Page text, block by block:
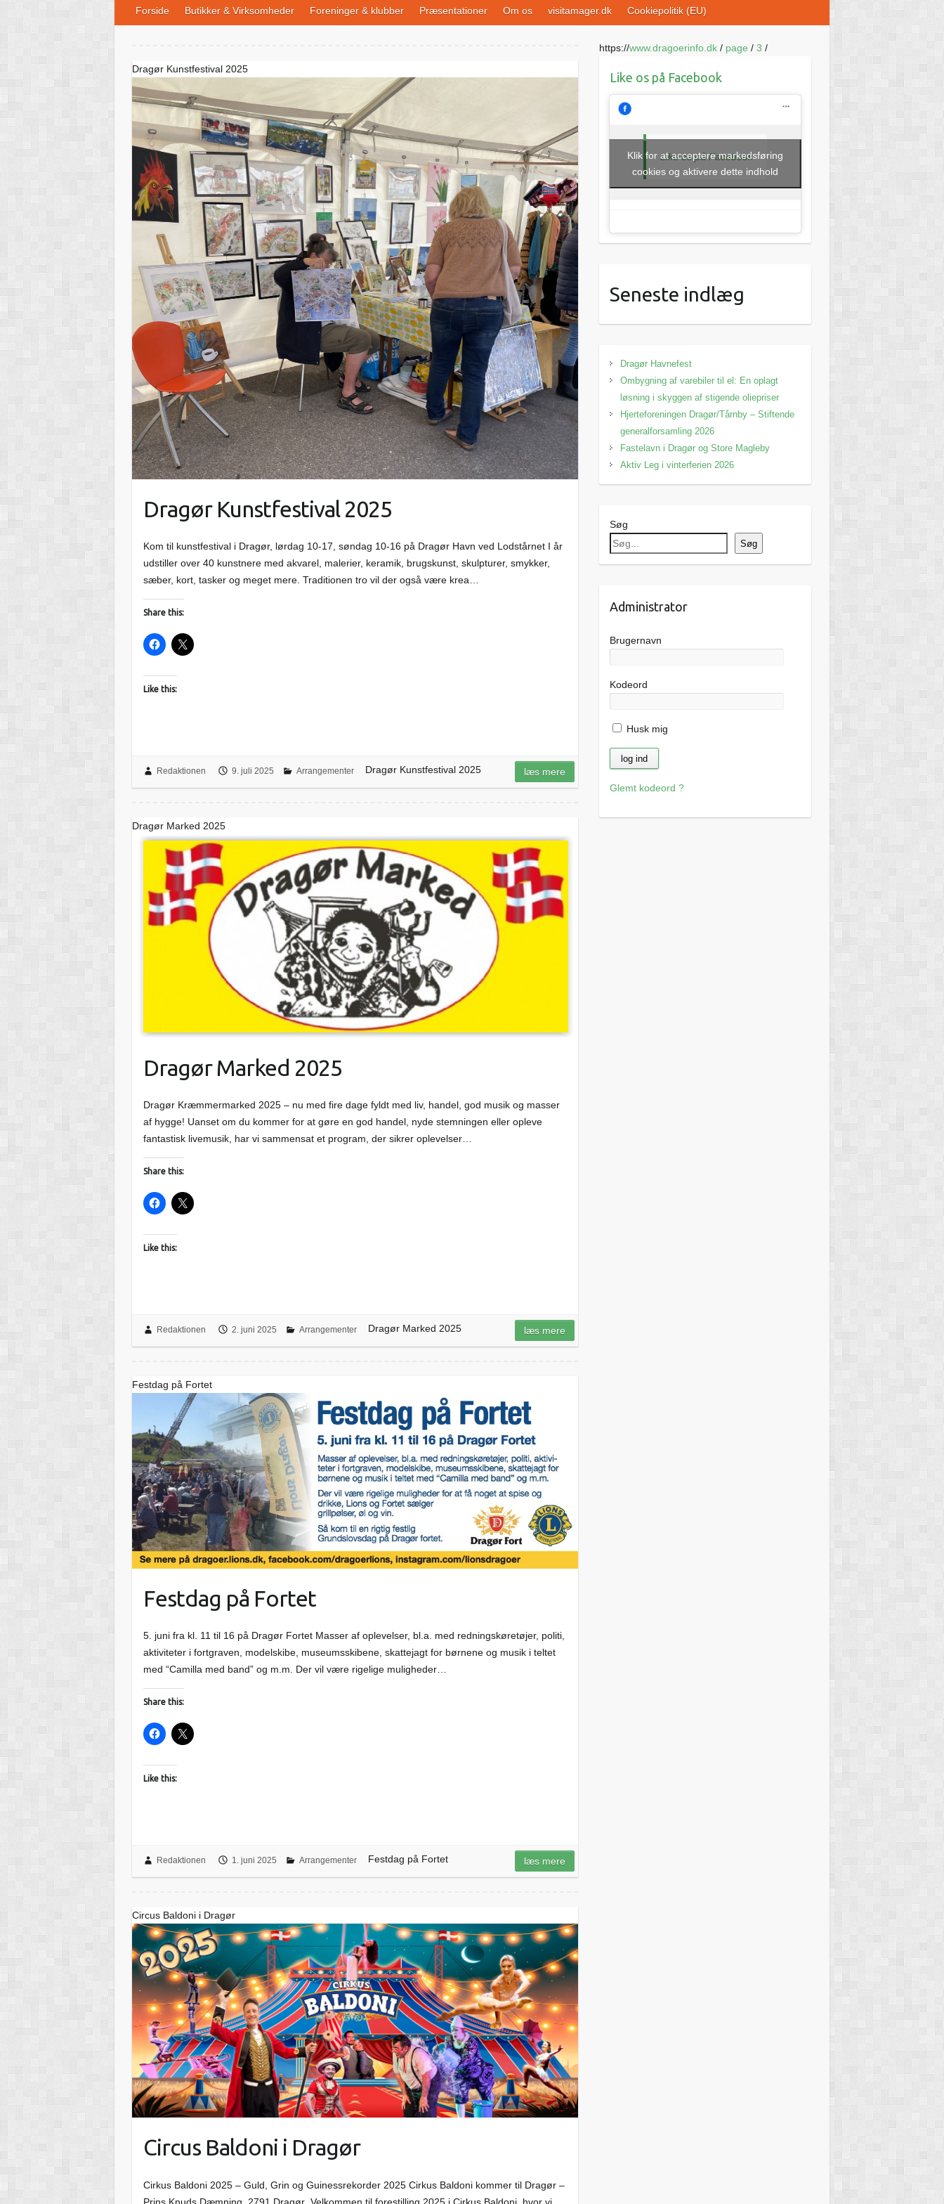
Forside Butikker & Virksomheder Foreninger & klubber Præsentationer Om os visitamager.dk Cookiepolitik (EU)
Dragør Kunstfestival 2025
Dragør Kunstfestival 2025
Kom til kunstfestival i Dragør, lørdag 10-17, søndag 10-16 på Dragør Havn ved Lodstårnet I år
udstiller over 40 kunstnere med akvarel, malerier, keramik, brugskunst, skulpturer, smykker,
sæber, kort, tasker og meget mere. Traditionen tro vil der også være krea…
Share this:
Like this:
Redaktionen 9. juli 2025 Arrangementer Dragør Kunstfestival 2025 læs mere
Dragør Marked 2025
Dragør Marked 2025
Dragør Kræmmermarked 2025 – nu med fire dage fyldt med liv, handel, god musik og masser
af hygge! Uanset om du kommer for at gøre en god handel, nyde stemningen eller opleve
fantastisk livemusik, har vi sammensat et program, der sikrer oplevelser…
Share this:
Like this:
Redaktionen 2. juni 2025 Arrangementer Dragør Marked 2025 læs mere
Festdag på Fortet
Festdag på Fortet
5. juni fra kl. 11 til 16 på Dragør Fortet Masser af oplevelser, bl.a. med redningskøretøjer, politi,
aktiviteter i fortgraven, modelskibe, museumsskibene, skattejagt for børnene og musik i teltet
med “Camilla med band” og m.m. Der vil være rigelige muligheder…
Share this:
Like this:
Redaktionen 1. juni 2025 Arrangementer Festdag på Fortet læs mere
Circus Baldoni i Dragør
Circus Baldoni i Dragør
Cirkus Baldoni 2025 – Guld, Grin og Guinessrekorder 2025 Cirkus Baldoni kommer til Dragør –
Prins Knuds Dæmning, 2791 Dragør Velkommen til forestilling 2025 i Cirkus Baldoni, hvor vi
https://www.dragoerinfo.dk/ page / 3 /
Like os på Facebook
Like os på Facebook
Klik for at acceptere markedsføring
cookies og aktivere dette indhold
Seneste indlæg
Dragør Havnefest
Ombygning af varebiler til el: En oplagt
løsning i skyggen af stigende oliepriser
Hjerteforeningen Dragør/Tårnby – Stiftende
generalforsamling 2026
Fastelavn i Dragør og Store Magleby
Aktiv Leg i vinterferien 2026
Søg
Søg
Administrator
Brugernavn
Kodeord
Husk mig
Glemt kodeord ?